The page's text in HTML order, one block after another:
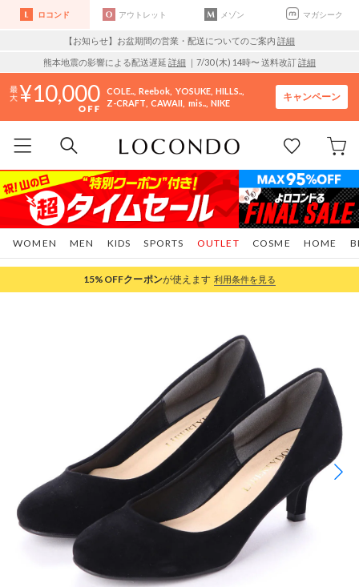
ロコンド アウトレット メゾン マガシーク
【お知らせ】お盆期間の営業・配送についてのご案内 詳細
熊本地震の影響による配送遅延 詳細 ｜7/30 (木) 14時〜 送料改訂詳細
10,000 COLE.. Reebok YOSUKE HILLS..
Z-CRAFT CAWAII mis.. NIKE
キャンペーン
WOMEN MEN KIDS SPORTS COSME HOME
OUTLET
15%OFFクーポンが使えます 利用条件を見る